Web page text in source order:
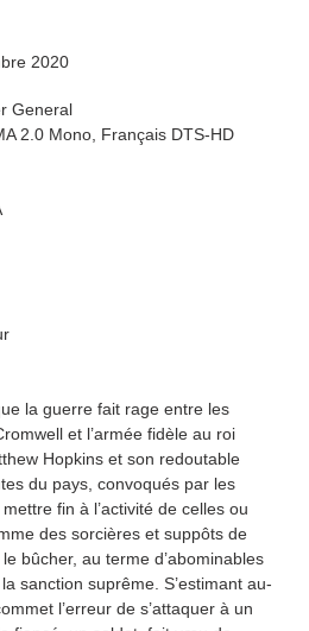
2020
General
2.0 Mono, Français DTS-HD
la guerre fait rage entre les
et l’armée fidèle au roi
Hopkins et son redoutable
du pays, convoqués par les
fin à l’activité de celles ou
des sorcières et suppôts de
bûcher, au terme d’abominables
sanction suprême. S’estimant au-
l’erreur de s’attaquer à un